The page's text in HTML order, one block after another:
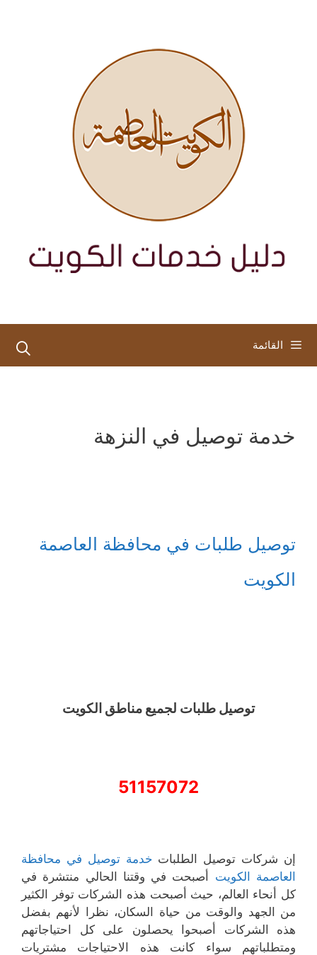
القائمة
خدمة توصيل في النزهة
توصيل طلبات في محافظة العاصمة
الكويت
توصيل طلبات لجميع مناطق الكويت
51157072
إن شركات توصيل الطلبات خدمة توصيل في محافظة
العاصمة الكويت أصبحت في وقتنا الحالي منتشرة في
كل أنحاء العالم، حيث أصبحت هذه الشركات توفر الكثير
من الجهد والوقت من حياة السكان، نظرا لأنهم بفضل
هذه الشركات أصبحوا يحصلون على كل احتياجاتهم
ومتطلباتهم سواء كانت هذه الاحتياجات مشتريات